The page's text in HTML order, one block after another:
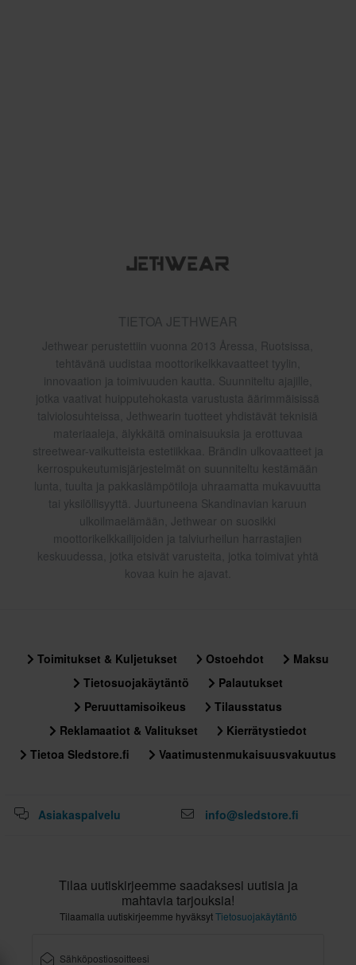
TIETOA JETHWEAR
Jethwear perustettiin vuonna 2013 Åressa, Ruotsissa,
tehtävänä uudistaa moottorikelkkavaatteet tyylin,
innovaation ja toimivuuden kautta. Suunniteltu ajajille,
jotka vaativat huipputehokasta varustusta äärimmäisissä
talviolosuhteissa, Jethwearin tuotteet yhdistävät teknisiä
materiaaleja, älykkäitä ominaisuuksia ja erottuvaa
streetwear-vaikutteista estetiikkaa. Brändin ulkovaatteet ja
kerrospukeutumisjärjestelmät on suunniteltu kestämään
lunta, tuulta ja pakkaslämpötiloja uhraamatta mukavuutta
tai yksilöllisyyttä. Juurtuneena Skandinavian karuun
ulkoilmaelämään, Jethwear on suosikki
moottorikelkkailijoiden ja talviurheilun harrastajien
keskuudessa, jotka etsivät varusteita, jotka toimivat yhtä
kovaa kuin he ajavat.
Toimitukset & Kuljetukset Ostoehdot
Maksu
Tietosuojakäytäntö
Palautukset
Peruuttamisoikeus
Tilausstatus
Reklamaatiot & Valitukset
Kierrätystiedot
Tietoa Sledstore.fi
Vaatimustenmukaisuusvakuutus
Asiakaspalvelu info@sledstore.fi
Tilaa uutiskirjeemme saadaksesi uutisia ja
mahtavia tarjouksia!
Tilaamalla uutiskirjeemme hyväksytTietosuojakäytäntö